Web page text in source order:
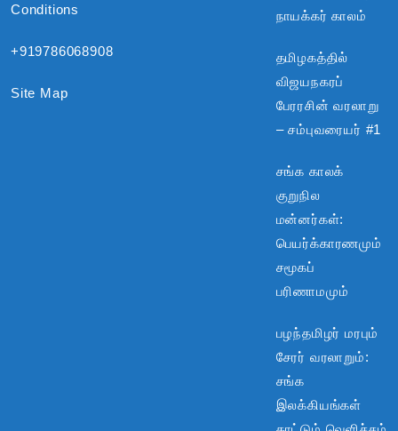
Conditions
+919786068908
Site Map
நாயக்கர் காலம்
தமிழகத்தில்
விஜயநகரப்
பேரரசின் வரலாறு
– சம்புவரையர் #1
சங்க காலக்
குறுநில
மன்னர்கள்:
பெயர்க்காரணமும்
சமூகப்
பரிணாமமும்
பழந்தமிழர் மரபும்
சேரர் வரலாறும்:
சங்க
இலக்கியங்கள்